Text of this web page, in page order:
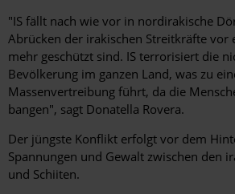
"IS fällt nach wie vor in nordirakische
Abrücken der irakischen Streitkräfte vor
mehr geschützt sind. IS terrorisiert die
Bevölkerung im ganzen Land, was zu
Massenvertreibung führt, da die
bangen", sagt Donatella Rovera.
Der jüngste Konflikt erfolgt vor dem
Spannungen und Gewalt zwischen den
und Schiiten.